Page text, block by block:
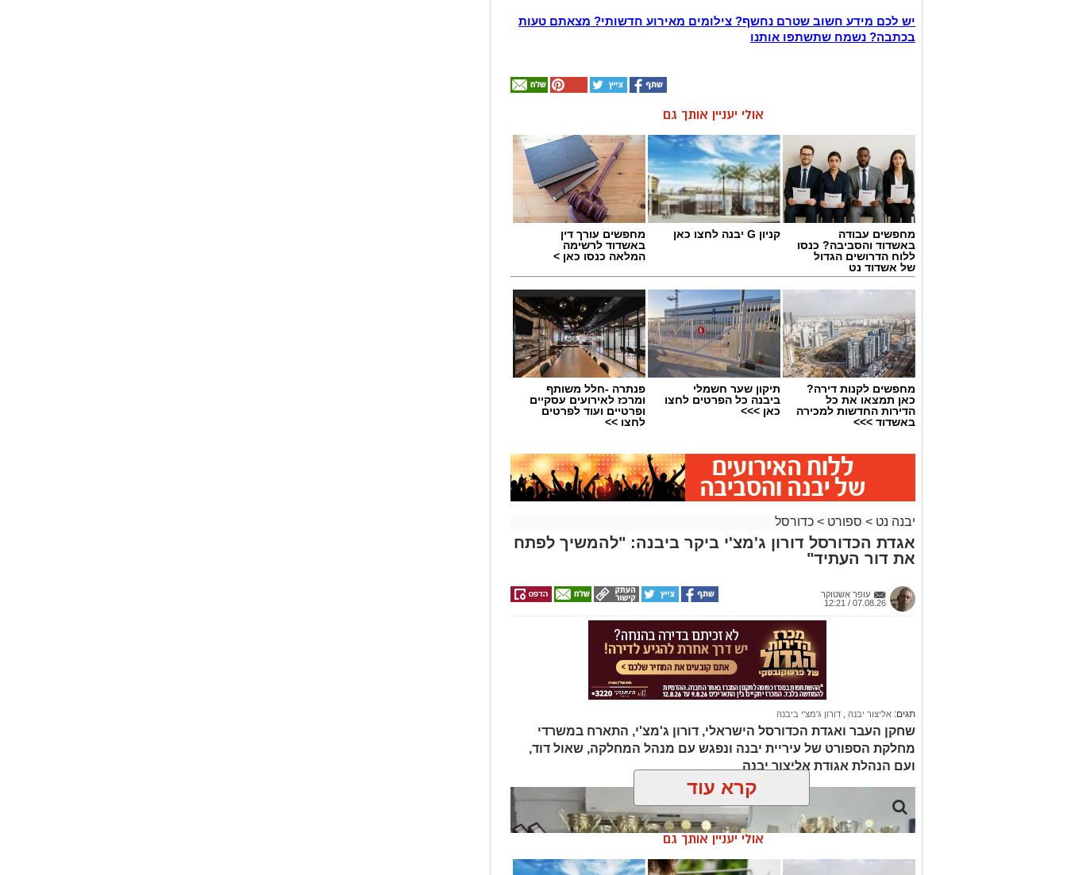
יש לכם מידע חשוב שטרם נחשף? צילומים מאירוע חדשותי? מצאתם טעות
בכתבה? נשמח שתשתפו אותנו
אולי יעניין אותך גם
מחפשים עבודה
באשדוד והסביבה? כנסו
ללוח הדרושים הגדול
של אשדוד נט
קניון G יבנה לחצו כאן
מחפשים עורך דין
באשדוד לרשימה
המלאה כנסו כאן >
מחפשים לקנות דירה?
כאן תמצאו את כל
הדירות החדשות למכירה
באשדוד >>>
תיקון שער חשמלי
ביבנה כל הפרטים לחצו
כאן >>>
פנתרה -חלל משותף
ומרכז לאירועים עסקיים
ופרטיים ועוד לפרטים
לחצו >>
יבנה נט > ספורט > כדורסל
אגדת הכדורסל דורון ג'מצ'י ביקר ביבנה: "להמשיך לפתח
את דור העתיד"
עופר אשטוקר
07.08.26 / 12:21
תגים: אליצור יבנה דורון ג'מצ'י ביבנה
שחקן העבר ואגדת הכדורסל הישראלי, דורון ג'מצ'י, התארח במשרדי
מחלקת הספורט של עיריית יבנה ונפגש עם מנהל המחלקה, שאול דוד,
ועם הנהלת אגודת אליצור יבנה
קרא עוד
אולי יעניין אותך גם